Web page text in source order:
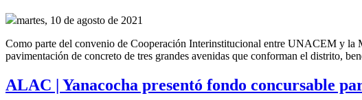
martes, 10 de agosto de 2021
Como parte del convenio de Cooperación Interinstitucional entre UNACEM y la
pavimentación de concreto de tres grandes avenidas que conforman el distrito,
ALAC | Yanacocha presentó fondo concursable